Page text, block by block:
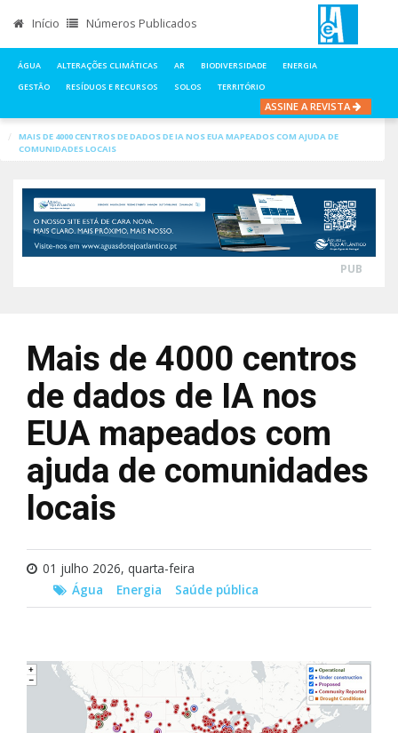
Início Números Publicados
ÁGUA ALTERAÇÕES CLIMÁTICAS AR BIODIVERSIDADE
ENERGIA
GESTÃO
RESÍDUOS E RECURSOS SOLOS TERRITÓRIO
ASSINE A REVISTA
MAIS DE 4000 CENTROS DE DADOS DE IA NOS EUA MAPEADOS COM AJUDA DE
COMUNIDADES LOCAIS
PUB
Mais de 4000 centros
de dados de IA nos
EUA mapeados com
ajuda de comunidades
locais
01 julho 2026, quarta-feira
Água
Energia Saúde pública